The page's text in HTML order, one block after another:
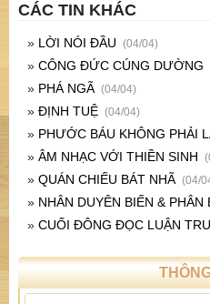
CÁC TIN KHÁC
» LỜI NÓI ĐẦU (04/04)
» CÔNG ĐỨC CÚNG DƯỜNG
» PHÁ NGÃ (04/04)
» ĐỊNH TUỆ (04/04)
» PHƯỚC BÁU KHÔNG PHẢI
» ÂM NHẠC VỚI THIỀN SINH
» QUÁN CHIẾU BÁT NHÃ (04/
» NHÂN DUYÊN BIẾN & PHÂN
» CUỐI ĐÔNG ĐỌC LUẬN